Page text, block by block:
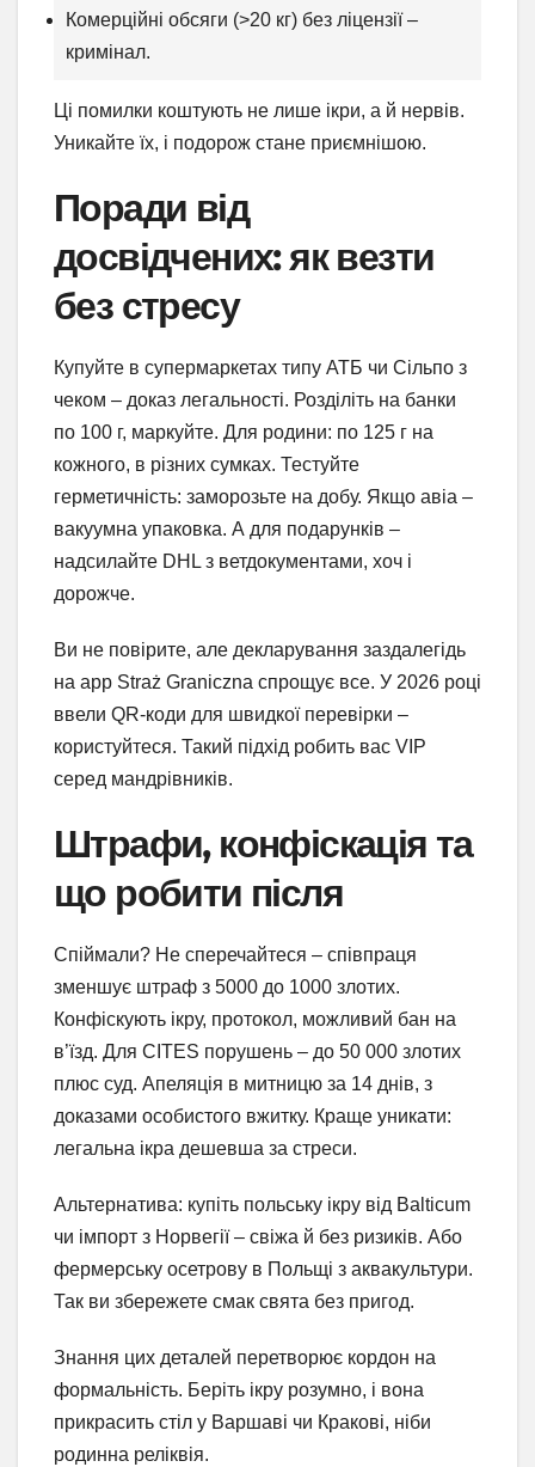
Комерційні обсяги (>20 кг) без ліцензії –
кримінал.
Ці помилки коштують не лише ікри, а й нервів.
Уникайте їх, і подорож стане приємнішою.
Поради від
досвідчених: як везти
без стресу
Купуйте в супермаркетах типу АТБ чи Сільпо з
чеком – доказ легальності. Розділіть на банки
по 100 г, маркуйте. Для родини: по 125 г на
кожного, в різних сумках. Тестуйте
герметичність: заморозьте на добу. Якщо авіа –
вакуумна упаковка. А для подарунків –
надсилайте DHL з ветдокументами, хоч і
дорожче.
Ви не повірите, але декларування заздалегідь
на app Straż Graniczna спрощує все. У 2026 році
ввели QR-коди для швидкої перевірки –
користуйтеся. Такий підхід робить вас VIP
серед мандрівників.
Штрафи, конфіскація та
що робити після
Спіймали? Не сперечайтеся – співпраця
зменшує штраф з 5000 до 1000 злотих.
Конфіскують ікру, протокол, можливий бан на
в’їзд. Для CITES порушень – до 50 000 злотих
плюс суд. Апеляція в митницю за 14 днів, з
доказами особистого вжитку. Краще уникати:
легальна ікра дешевша за стреси.
Альтернатива: купіть польську ікру від Balticum
чи імпорт з Норвегії – свіжа й без ризиків. Або
фермерську осетрову в Польщі з аквакультури.
Так ви збережете смак свята без пригод.
Знання цих деталей перетворює кордон на
формальність. Беріть ікру розумно, і вона
прикрасить стіл у Варшаві чи Кракові, ніби
родинна реліквія.